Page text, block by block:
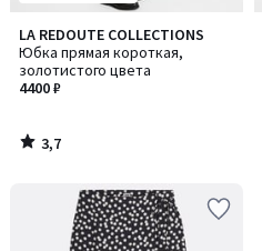
LA REDOUTE COLLECTIONS
Юбка прямая короткая,
золотистого цвета
4400 ₽
3,7
/ 5
3,7
/